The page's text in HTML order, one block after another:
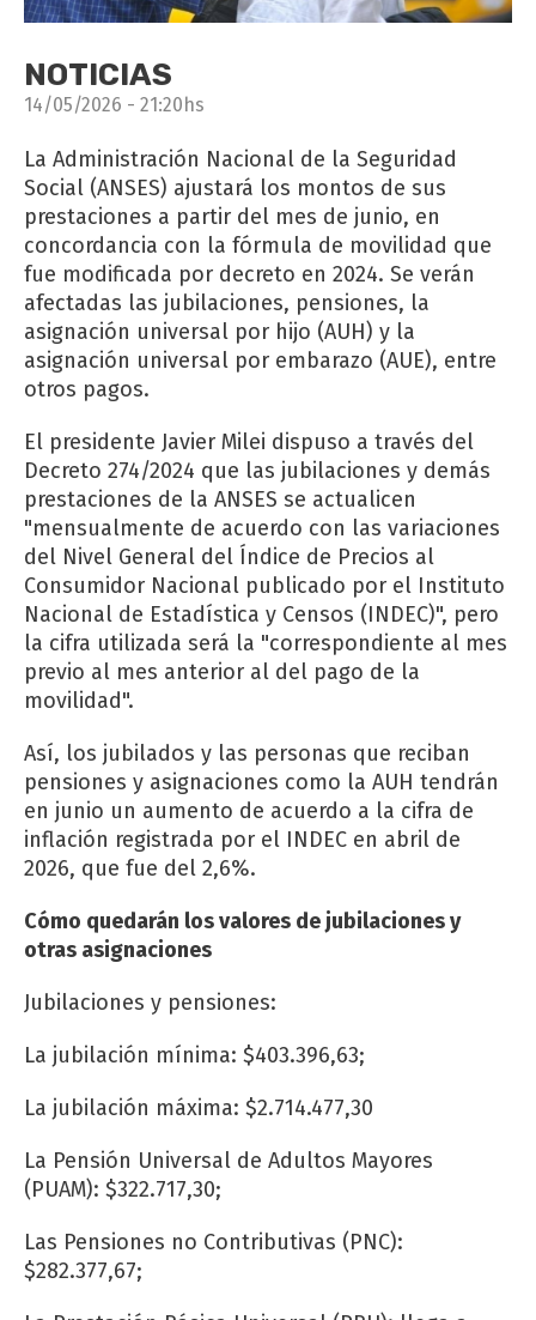
NOTICIAS
14/05/2026 - 21:20hs
La Administración Nacional de la Seguridad
Social (ANSES) ajustará los montos de sus
prestaciones a partir del mes de junio, en
concordancia con la fórmula de movilidad que
fue modificada por decreto en 2024. Se verán
afectadas las jubilaciones, pensiones, la
asignación universal por hijo (AUH) y la
asignación universal por embarazo (AUE), entre
otros pagos.
El presidente Javier Milei dispuso a través del
Decreto 274/2024 que las jubilaciones y demás
prestaciones de la ANSES se actualicen
"mensualmente de acuerdo con las variaciones
del Nivel General del Índice de Precios al
Consumidor Nacional publicado por el Instituto
Nacional de Estadística y Censos (INDEC)", pero
la cifra utilizada será la "correspondiente al mes
previo al mes anterior al del pago de la
movilidad".
Así, los jubilados y las personas que reciban
pensiones y asignaciones como la AUH tendrán
en junio un aumento de acuerdo a la cifra de
inflación registrada por el INDEC en abril de
2026, que fue del 2,6%.
Cómo quedarán los valores de jubilaciones y
otras asignaciones
Jubilaciones y pensiones:
La jubilación mínima: $403.396,63;
La jubilación máxima: $2.714.477,30
La Pensión Universal de Adultos Mayores
(PUAM): $322.717,30;
Las Pensiones no Contributivas (PNC):
$282.377,67;